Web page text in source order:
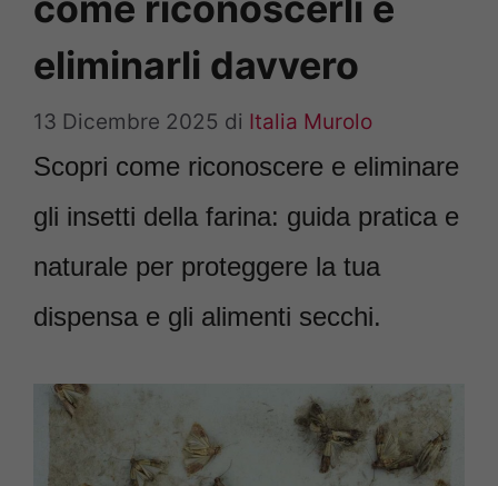
eliminarli davvero
13 Dicembre 2025 di Italia Murolo
Scopri come riconoscere e eliminare
gli insetti della farina: guida pratica e
naturale per proteggere la tua
dispensa e gli alimenti secchi.